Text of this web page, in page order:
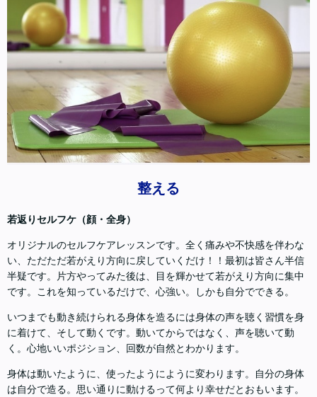
整える
若返りセルフケ（顔・全身）
オリジナルのセルフケアレッスンです。全く痛みや不快感を伴わな
い、ただただ若がえり方向に戻していくだけ！！最初は皆さん半信
半疑です。片方やってみた後は、目を輝かせて若がえり方向に集中
です。これを知っているだけで、心強い。しかも自分でできる。
いつまでも動き続けられる身体を造るには身体の声を聴く習慣を身
に着けて、そして動くです。動いてからではなく、声を聴いて動
く。心地いいポジション、回数が自然とわかります。
身体は動いたように、使ったようにように変わります。自分の身体
は自分で造る。思い通りに動けるって何より幸せだとおもいます。